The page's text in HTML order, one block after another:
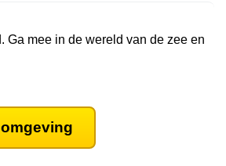
Ga mee in de wereld van de zee en